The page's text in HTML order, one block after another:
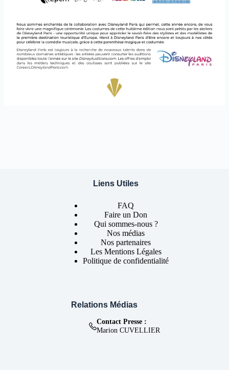
Liens Utiles
FAQ
Faire un Don
Qui sommes-nous ?
Nos médias
Nos partenaires
Les Mentions Légales
Politique de confidentialité
Relations Médias
Contact Presse :
Marion CUVELLIER